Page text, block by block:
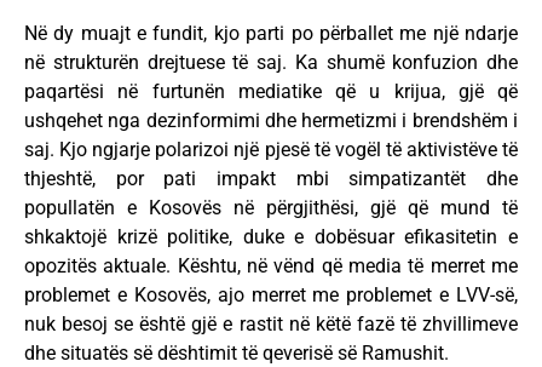
Në dy muajt e fundit, kjo parti po përballet me një ndarje
në strukturën drejtuese të saj. Ka shumë konfuzion dhe
paqartësi në furtunën mediatike që u krijua, gjë që
ushqehet nga dezinformimi dhe hermetizmi i brendshëm i
saj. Kjo ngjarje polarizoi një pjesë të vogël të aktivistëve të
thjeshtë, por pati impakt mbi simpatizantët dhe
popullatën e Kosovës në përgjithësi, gjë që mund të
shkaktojë krizë politike, duke e dobësuar efikasitetin e
opozitës aktuale. Kështu, në vënd që media të merret me
problemet e Kosovës, ajo merret me problemet e LVV-së,
nuk besoj se është gjë e rastit në këtë fazë të zhvillimeve
dhe situatës së dështimit të qeverisë së Ramushit.